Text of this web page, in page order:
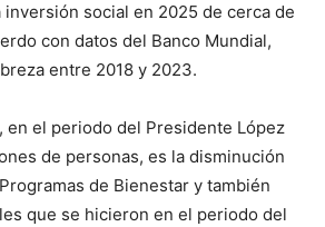
social en 2025 de cerca de
con datos del Banco Mundial,
entre 2018 y 2023.
en el periodo del Presidente López
de personas, es la disminución
de Bienestar y también
que se hicieron en el periodo del